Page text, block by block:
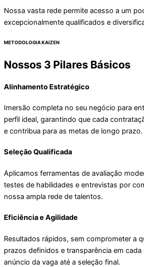
Nossa vasta rede permite acesso a um
excepcionalmente qualificados e
METODOLOGIA KAIZEN
Nossos 3 Pilares Básicos
Alinhamento Estratégico
Imersão completa no seu negócio para
perfil ideal, garantindo que cada
e contribua para as metas de longo prazo.
Seleção Qualificada
Aplicamos ferramentas de avaliação
testes de habilidades e entrevistas por
nossa ampla rede de talentos.
Eficiência e Agilidade
Resultados rápidos, sem comprometer a
prazos definidos e transparência em cada
anúncio da vaga até a seleção final.